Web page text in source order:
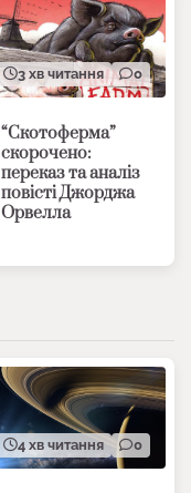
3 хв читання 0
“Скотоферма”
скорочено:
переказ та аналіз
повісті Джорджа
Орвелла
4 хв читання 0